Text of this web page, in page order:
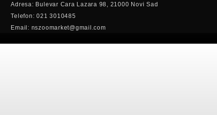
Adresa: Bulevar Cara Lazara 98, 21000 Novi Sad
Telefon: 021 3010485
Email: nszoomarket@gmail.com